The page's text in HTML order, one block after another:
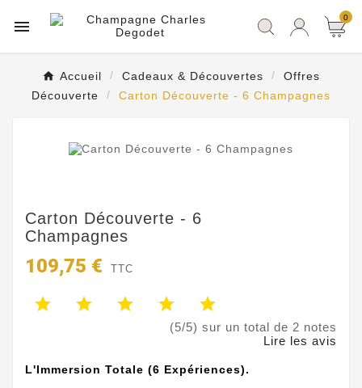
 0
Accueil Cadeaux & Découvertes
Offres
Découverte
Carton Découverte - 6 Champagnes
Carton Découverte - 6
Champagnes
109,75 € TTC
(5/5) sur un total de 2 notes
Lire les avis
L'Immersion Totale (6 Expériences).